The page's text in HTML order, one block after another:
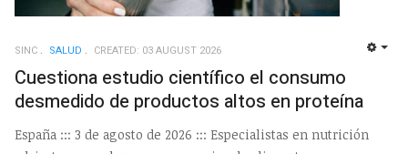
SINC SALUD CREATED: 03 AUGUST 2026
Cuestiona estudio científico el consumo
desmedido de productos altos en proteína
España ::: 3 de agosto de 2026 ::: Especialistas en nutrición